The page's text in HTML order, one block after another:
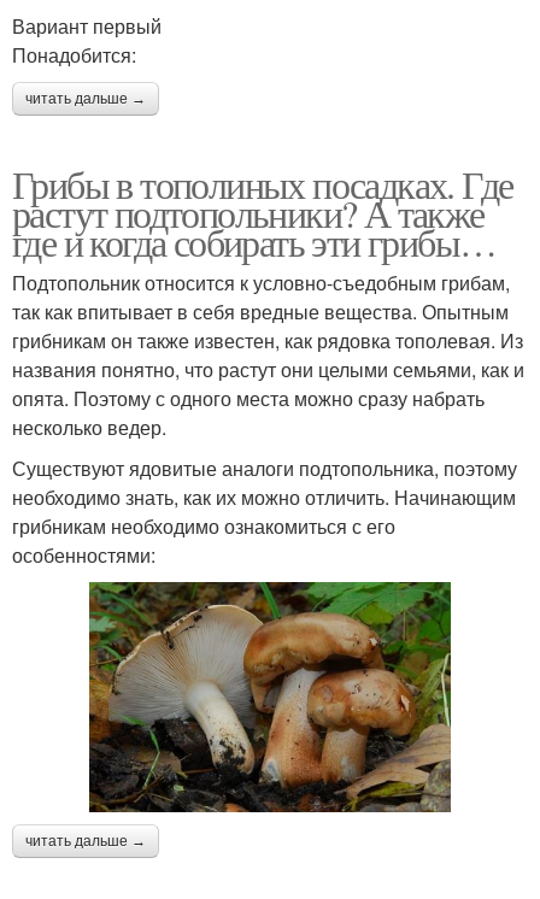
Вариант первый
Понадобится:
читать дальше →
Грибы в тополиных посадках. Где
растут подтопольники? А также
где и когда собирать эти грибы…
Подтопольник относится к условно-съедобным грибам,
так как впитывает в себя вредные вещества. Опытным
грибникам он также известен, как рядовка тополевая. Из
названия понятно, что растут они целыми семьями, как и
опята. Поэтому с одного места можно сразу набрать
несколько ведер.
Существуют ядовитые аналоги подтопольника, поэтому
необходимо знать, как их можно отличить. Начинающим
грибникам необходимо ознакомиться с его
особенностями:
читать дальше →